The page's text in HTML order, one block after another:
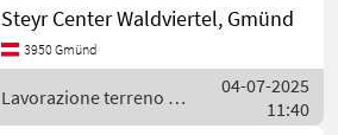
mit folgender Ausstattung:
Ausstattung: - 3-Punkt
Anbau - Warntafeln - Bele
Steyr Center Waldviertel, Gmünd
3950 Gmünd
Lavorazione terreno /
Sonstige
04-07-2025
11:40